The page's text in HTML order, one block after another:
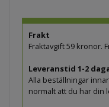
Frakt
Fraktavgift 59 kronor.
Leveranstid 1-2
Alla beställningar
normalt att du har din